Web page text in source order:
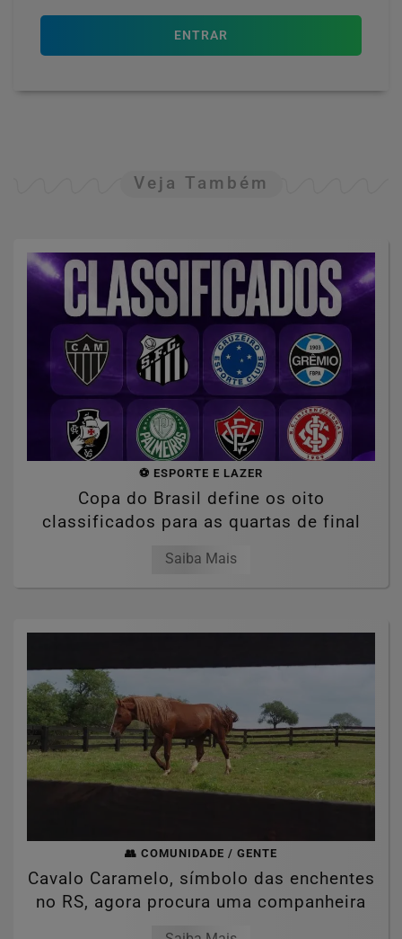
ENTRAR
Veja Também
⚽ ESPORTE E LAZER
Copa do Brasil define os oito
classificados para as quartas de final
Saiba Mais
👥 COMUNIDADE / GENTE
Cavalo Caramelo, símbolo das enchentes
no RS, agora procura uma companheira